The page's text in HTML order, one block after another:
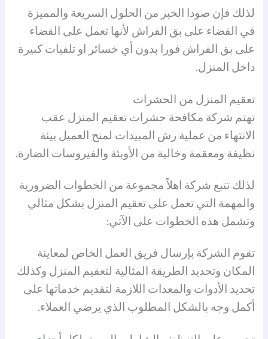
لذلك فإن صودا الخبر من الحلول السريعة والمميزة
في القضاء على بق الفراش لأنها تعمل على القضاء
على بق الفراش فورا بدون أي خسائر او تلفيات كبيرة
داخل المنزل.
تعقيم المنزل من الحشرات
تهتم شركة مكافحة حشرات تعقيم المنزل عقب
الانتهاء من عملية رش المبيدات لمنح العميل بيئة
نظيفة ومعقمة وخالية من الأوبئة والفيروسات الضارة.
لذلك تتبع شركة اهلاً مجموعة من الخطوات الضرورية
والمهمة التي تعمل على تعقيم المنزل بشكل مثالي
وتشمل هذه الخطوات على الآتي:
تقوم الشركة بإرسال فريق العمل الخاص لمعاينة
المكان وتحديد الطريقة المثالية لتعقيم المنزل وكذلك
تحديد الأدوات والمعدات اللازمة لتقديم خدماتها على
أكمل وجه بالشكل المطلوب الذي يرضي العملاء.